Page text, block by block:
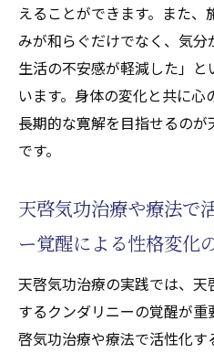
えることができます。また
みが和らぐだけでなく、気
生活の不安感が軽減した」
います。身体の変化と共に心
長期的な寛解を目指せるの
です。
天啓気功治療や療法で
ー覚醒による性格変化
天啓気功治療の実践では、
するクンダリニーの覚醒が
啓気功治療や療法で活性化